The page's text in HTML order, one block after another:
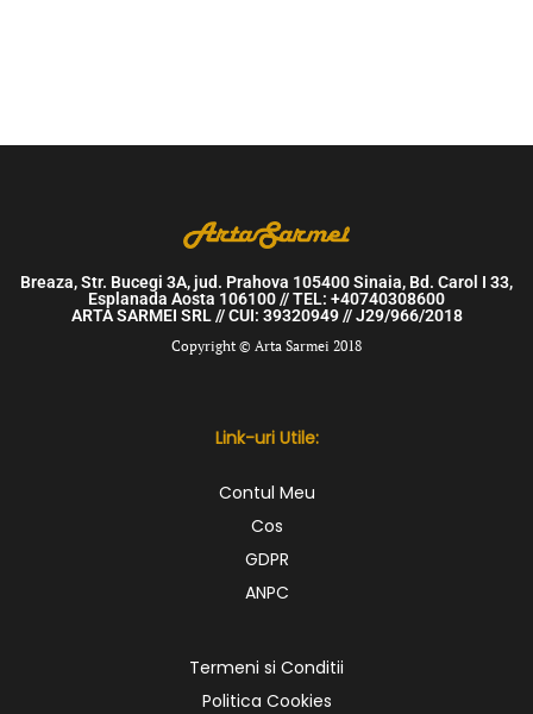
Breaza, Str. Bucegi 3A, jud. Prahova 105400 Sinaia, Bd. Carol I 33,
Esplanada Aosta 106100 // TEL: +40740308600
ARTA SARMEI SRL // CUI: 39320949 // J29/966/2018
Copyright © Arta Sarmei 2018
Link-uri Utile:
Contul Meu
Cos
GDPR
ANPC
Termeni si Conditii
Politica Cookies